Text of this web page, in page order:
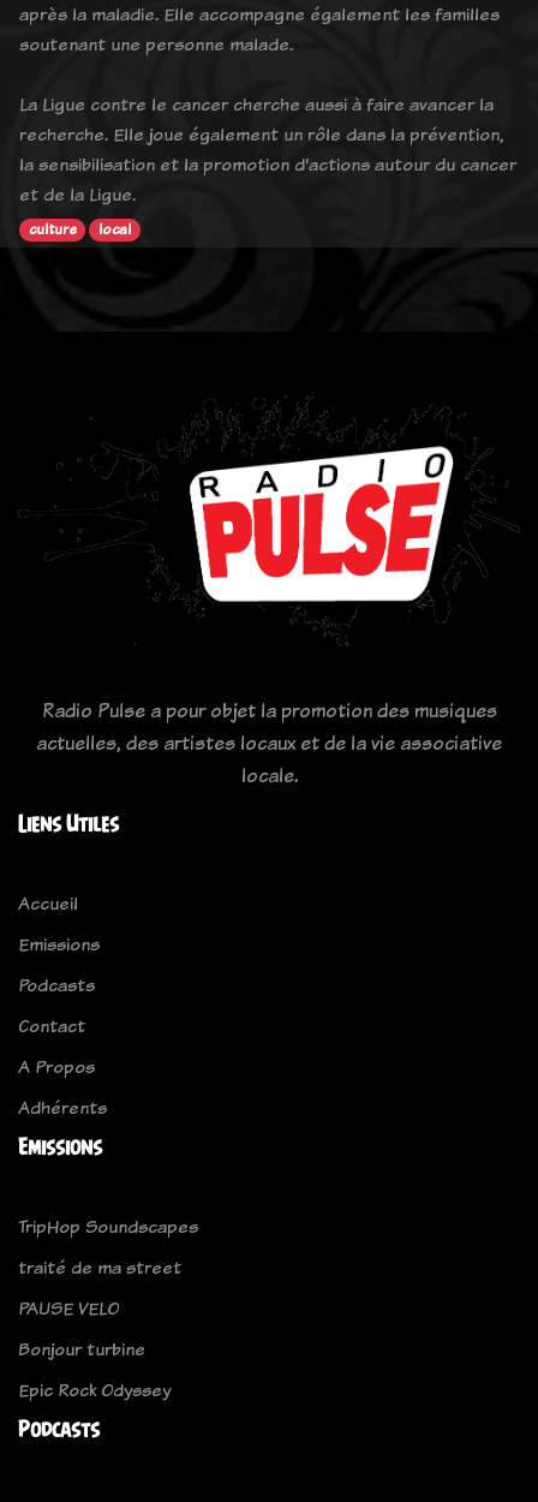
après la maladie. Elle accompagne également les familles
soutenant une personne malade.
La Ligue contre le cancer cherche aussi à faire avancer la
recherche. Elle joue également un rôle dans la prévention,
la sensibilisation et la promotion d'actions autour du cancer
et de la Ligue.
culture local
Radio Pulse a pour objet la promotion des musiques
actuelles, des artistes locaux et de la vie associative
locale.
Liens Utiles
Accueil
Emissions
Podcasts
Contact
A Propos
Adhérents
Emissions
TripHop Soundscapes
traité de ma street
PAUSE VELO
Bonjour turbine
Epic Rock Odyssey
Podcasts